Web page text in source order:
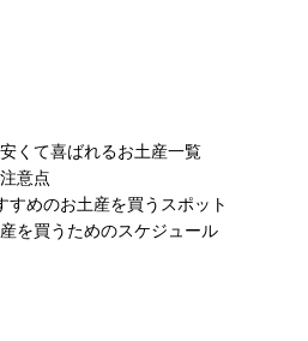
くて喜ばれるお土産一覧
意点
すめのお土産を買うスポット
を買うためのスケジュール